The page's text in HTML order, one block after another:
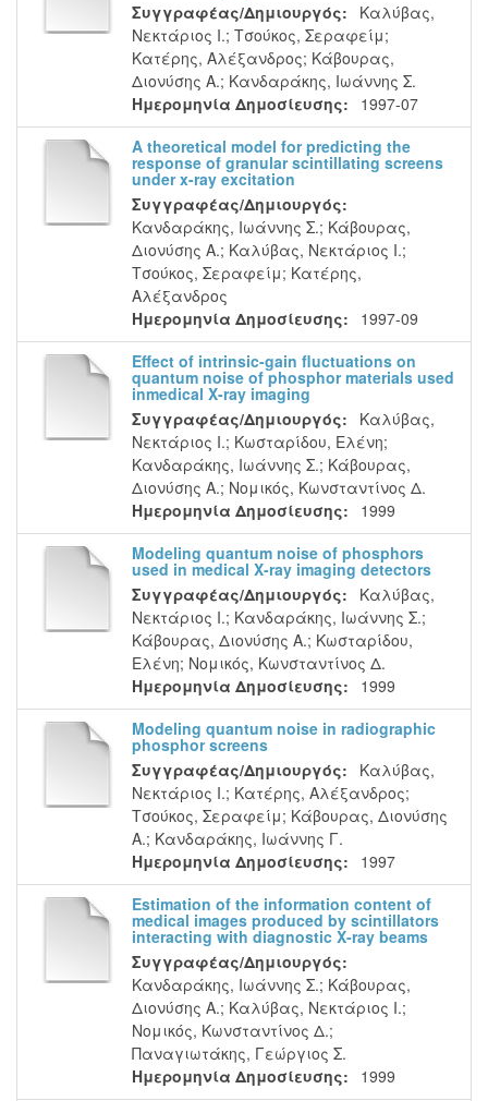
Συγγραφέας/Δημιουργός:
Καλύβας,
Νεκτάριος Ι.; Τσούκος, Σεραφείμ;
Κατέρης, Αλέξανδρος; Κάβουρας,
Διονύσης Α.; Κανδαράκης, Ιωάννης Σ.
Ημερομηνία Δημοσίευσης:
1997-07
A theoretical model for predicting the
response of granular scintillating screens
under x-ray excitation
Συγγραφέας/Δημιουργός:
Κανδαράκης, Ιωάννης Σ.; Κάβουρας,
Διονύσης Α.; Καλύβας, Νεκτάριος Ι.;
Τσούκος, Σεραφείμ; Κατέρης,
Αλέξανδρος
Ημερομηνία Δημοσίευσης:
1997-09
Effect of intrinsic-gain fluctuations on
quantum noise of phosphor materials used
inmedical X-ray imaging
Συγγραφέας/Δημιουργός:
Καλύβας,
Νεκτάριος Ι.; Κωσταρίδου, Ελένη;
Κανδαράκης, Ιωάννης Σ.; Κάβουρας,
Διονύσης Α.; Νομικός, Κωνσταντίνος Δ.
Ημερομηνία Δημοσίευσης:
1999
Modeling quantum noise of phosphors
used in medical X-ray imaging detectors
Συγγραφέας/Δημιουργός:
Καλύβας,
Νεκτάριος Ι.; Κανδαράκης, Ιωάννης Σ.;
Κάβουρας, Διονύσης Α.; Κωσταρίδου,
Ελένη; Νομικός, Κωνσταντίνος Δ.
Ημερομηνία Δημοσίευσης:
1999
Modeling quantum noise in radiographic
phosphor screens
Συγγραφέας/Δημιουργός:
Καλύβας,
Νεκτάριος Ι.; Κατέρης, Αλέξανδρος;
Τσούκος, Σεραφείμ; Κάβουρας, Διονύσης
Α.; Κανδαράκης, Ιωάννης Γ.
Ημερομηνία Δημοσίευσης:
1997
Estimation of the information content of
medical images produced by scintillators
interacting with diagnostic X-ray beams
Συγγραφέας/Δημιουργός:
Κανδαράκης, Ιωάννης Σ.; Κάβουρας,
Διονύσης Α.; Καλύβας, Νεκτάριος Ι.;
Νομικός, Κωνσταντίνος Δ.;
Παναγιωτάκης, Γεώργιος Σ.
Ημερομηνία Δημοσίευσης:
1999